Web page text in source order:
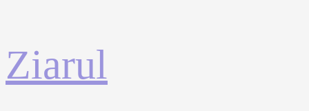
la
conținut
Ziarul